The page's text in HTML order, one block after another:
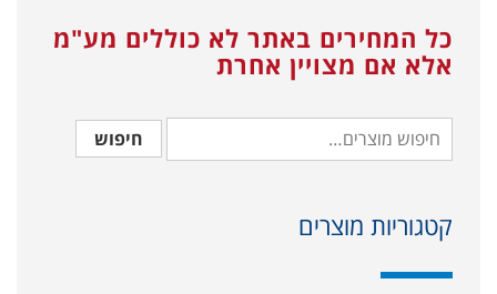
כל המחירים באתר לא כוללים מע"מ
אלא אם מצויין אחרת
חיפוש
קטגוריות מוצרים